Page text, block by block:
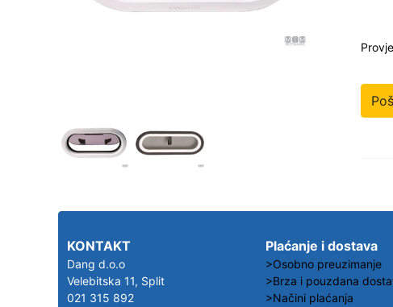
KONTAKT
Dang d.o.o
Velebitska 11, Split
021 315 892
Plaćanje i dostava
>Osobno preuzimanje
>Brza i pouzdana
>Načini plaćanja